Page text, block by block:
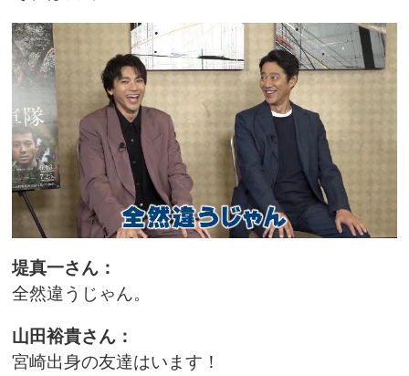
堤真一さん：
全然違うじゃん。
山田裕貴さん：
宮崎出身の友達はいます！